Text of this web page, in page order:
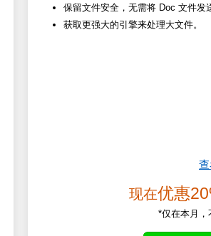
保留文件安全，无需将 Doc 文件发
获取更强大的引擎来处理大文件。
现在优惠
*仅在本月，